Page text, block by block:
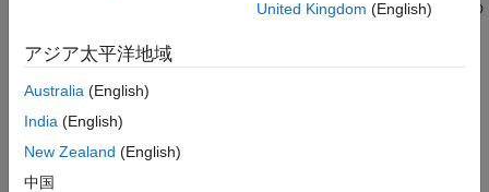
ルートレベルの入力引数と出力引数を、生成されたモデルの
リアルタイム モデル データ構造体を生成された
ッダー ファイルにエクスポートする。
United Kingdom (English)
アジア太平洋地域
Australia (English)
India (English)
New Zealand (English)
中国